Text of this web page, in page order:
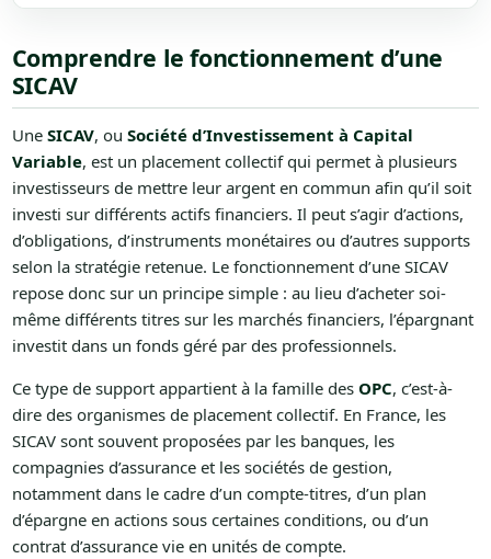
Comprendre le fonctionnement d’une
SICAV
Une SICAV, ou Société d’Investissement à Capital
Variable, est un placement collectif qui permet à plusieurs
investisseurs de mettre leur argent en commun afin qu’il soit
investi sur différents actifs financiers. Il peut s’agir d’actions,
d’obligations, d’instruments monétaires ou d’autres supports
selon la stratégie retenue. Le fonctionnement d’une SICAV
repose donc sur un principe simple : au lieu d’acheter soi-
même différents titres sur les marchés financiers, l’épargnant
investit dans un fonds géré par des professionnels.
Ce type de support appartient à la famille des OPC, c’est-à-
dire des organismes de placement collectif. En France, les
SICAV sont souvent proposées par les banques, les
compagnies d’assurance et les sociétés de gestion,
notamment dans le cadre d’un compte-titres, d’un plan
d’épargne en actions sous certaines conditions, ou d’un
contrat d’assurance vie en unités de compte.